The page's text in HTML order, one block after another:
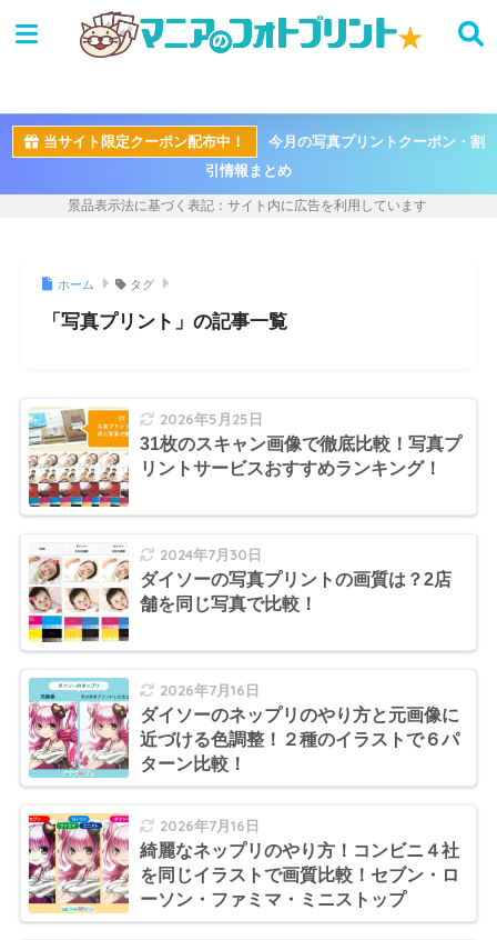
当サイト限定クーポン配布中！
今月の写真プリントクーポン・割
引情報まとめ
ホーム タグ
「写真プリント」の記事一覧
2026年5月25日
31枚のスキャン画像で徹底比較！写真プ
リントサービスおすすめランキング！
2024年7月30日
ダイソーの写真プリントの画質は？2店
舗を同じ写真で比較！
2026年7月16日
ダイソーのネップリのやり方と元画像に
近づける色調整！２種のイラストで６パ
ターン比較！
2026年7月16日
綺麗なネップリのやり方！コンビニ４社
を同じイラストで画質比較！セブン・ロ
ーソン・ファミマ・ミニストップ